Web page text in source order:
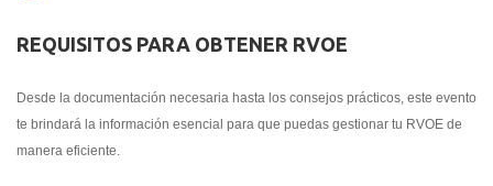
REQUISITOS PARA OBTENER RVOE
Desde la documentación necesaria hasta los consejos prácticos, este evento
te brindará la información esencial para que puedas gestionar tu RVOE de
manera eficiente.